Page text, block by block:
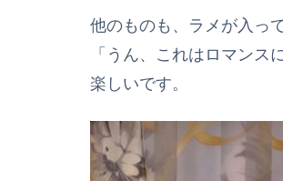
他のものも、ラメが入っ
「うん、これはロマンス
楽しいです。